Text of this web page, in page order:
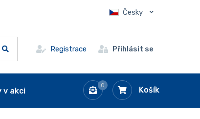
Česky
Registrace Přihlásit se
0 Košík
v akci